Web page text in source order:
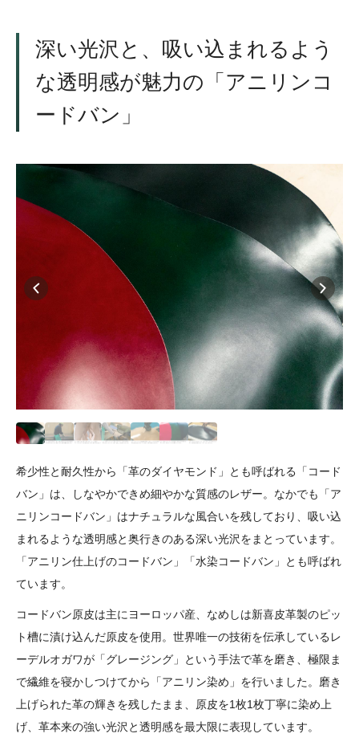
深い光沢と、吸い込まれるよう
な透明感が魅力の「アニリンコ
ードバン」
希少性と耐久性から「革のダイヤモンド」とも呼ばれる「コード
バン」は、しなやかできめ細やかな質感のレザー。なかでも「ア
ニリンコードバン」はナチュラルな風合いを残しており、吸い込
まれるような透明感と奥行きのある深い光沢をまとっています。
「アニリン仕上げのコードバン」「水染コードバン」とも呼ばれ
ています。
コードバン原皮は主にヨーロッパ産、なめしは新喜皮革製のピッ
ト槽に漬け込んだ原皮を使用。世界唯一の技術を伝承しているレ
ーデルオガワが「グレージング」という手法で革を磨き、極限ま
で繊維を寝かしつけてから「アニリン染め」を行いました。磨き
上げられた革の輝きを残したまま、原皮を1枚1枚丁寧に染め上
げ、革本来の強い光沢と透明感を最大限に表現しています。